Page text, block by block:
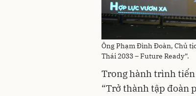
Ông Phạm Đình Đoàn, Chủ
Thái 2033 – Future Ready”.
Trong hành trình
“Trở thành tập đoàn